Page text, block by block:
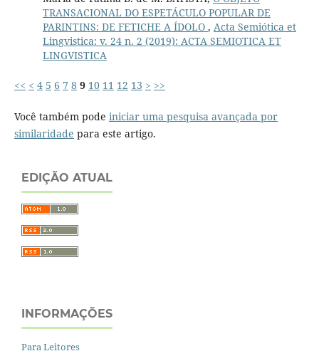
TRANSACIONAL DO ESPETÁCULO POPULAR DE
PARINTINS: DE FETICHE A ÍDOLO , Acta Semiótica et
Lingvistica: v. 24 n. 2 (2019): ACTA SEMIOTICA ET
LINGVISTICA
<< < 4 5 6 7 8 9 10 11 12 13 > >>
Você também pode iniciar uma pesquisa avançada por
similaridade para este artigo.
EDIÇÃO ATUAL
INFORMAÇÕES
Para Leitores